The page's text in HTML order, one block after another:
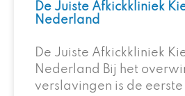
De Juiste Afkickkliniek
Nederland
De Juiste Afkickkliniek
Nederland Bij het
verslavingen is de